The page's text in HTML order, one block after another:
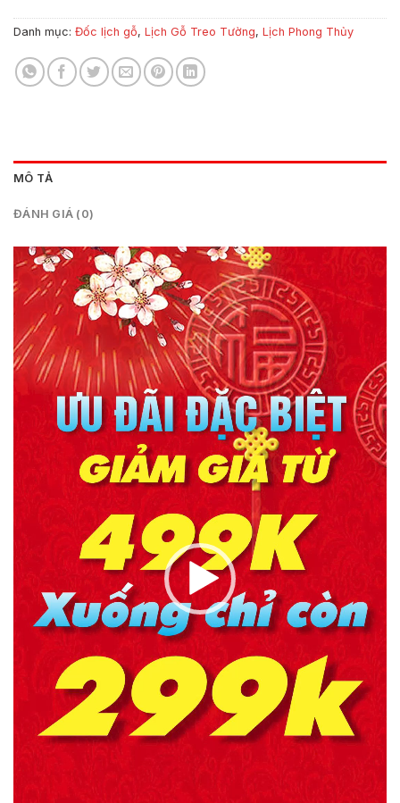
Danh mục: Đốc lịch gỗ, Lịch Gỗ Treo Tường, Lịch Phong Thủy
MÔ TẢ
ĐÁNH GIÁ (0)
Trình
chơi
Video